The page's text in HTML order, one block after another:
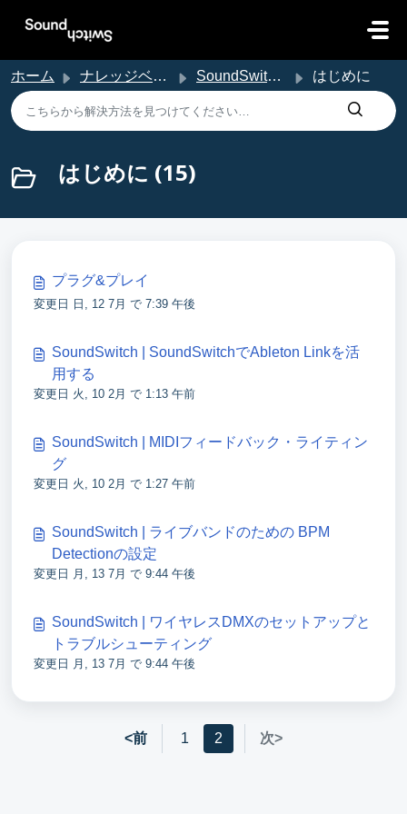
ホーム ナレッジベース SoundSwitch サポート はじめに
はじめに (15)
プラグ&プレイ
変更日 日, 12 7月 で 7:39 午後
SoundSwitch | SoundSwitchでAbleton Linkを活
用する
変更日 火, 10 2月 で 1:13 午前
SoundSwitch | MIDIフィードバック・ライティン
グ
変更日 火, 10 2月 で 1:27 午前
SoundSwitch | ライブバンドのための BPM
Detectionの設定
変更日 月, 13 7月 で 9:44 午後
SoundSwitch | ワイヤレスDMXのセットアップと
トラブルシューティング
変更日 月, 13 7月 で 9:44 午後
<前 1 2 次>